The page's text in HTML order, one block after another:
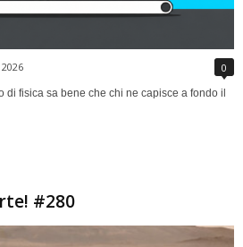
0
di fisica sa bene che chi ne capisce a fondo il
#280